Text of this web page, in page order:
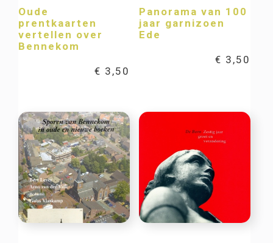
Oude
prentkaarten
vertellen over
Bennekom
€ 3,50
Panorama van 100
jaar garnizoen
Ede
€ 3,50